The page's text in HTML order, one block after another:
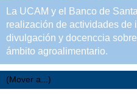
La UCAM y el Banco de
realización de actividades de
divulgación y docenccia
ámbito agroalimentario.